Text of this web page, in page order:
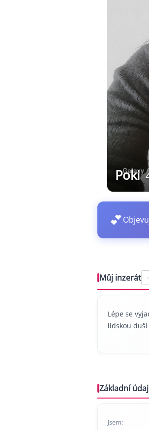
Poki
💕
Můj inzerát <
Lépe se
lidskou
Základní
Jsem: